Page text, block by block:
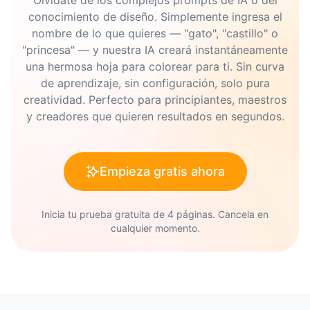
que seas un fanático de Disney desde hace
mucho tiempo o nuevo en el fenómeno de
Encanto, estos dibujos para colorear
seguramente proporcionarán horas de diversión
y entretenimiento.
mayores pueden disfrutar de mezclar colores
para efectos. ¡Todos disfrutarán de la
experiencia de dar vida a Encanto a través de la
coloración!
o familiares.
5. Crea una mini galería: cuelga varias páginas de
colorear de Encanto en tu pared para exhibir tu
creatividad.
en formas y enséllalas para crear una hermosa
decoración colgante.
7. Haz pegatinas: escanea tus páginas de
colorear de Encanto, imprímelas en papel
conocimiento de diseño. Simplemente ingresa el
nombre de lo que quieres — "gato", "castillo" o
"princesa" — y nuestra IA creará instantáneamente
una hermosa hoja para colorear para ti. Sin curva
de aprendizaje, sin configuración, solo pura
creatividad. Perfecto para principiantes, maestros
y creadores que quieren resultados en segundos.
Empieza gratis ahora
Inicia tu prueba gratuita de 4 páginas. Cancela en
cualquier momento.